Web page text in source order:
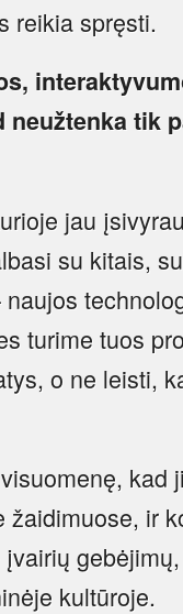
reikia spręsti.
tik
jau
su kitais,
turime tuos
o ne leisti,
kad
ir
kultūroje.